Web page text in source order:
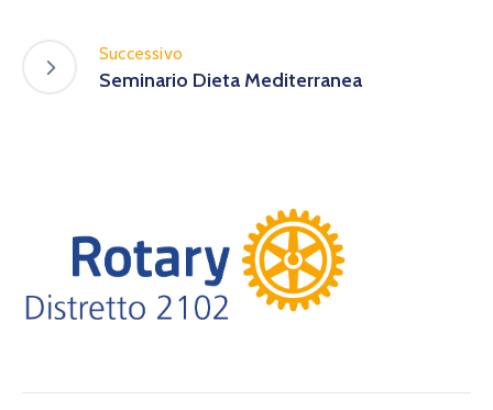
Successivo
Seminario Dieta Mediterranea